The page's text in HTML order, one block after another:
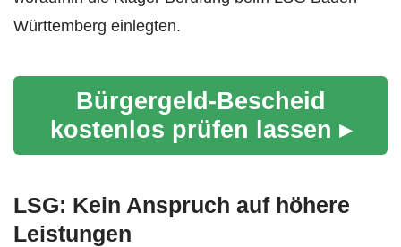
Württemberg einlegten.
Bürgergeld-Bescheid
kostenlos prüfen lassen ▸
LSG: Kein Anspruch auf höhere
Leistungen